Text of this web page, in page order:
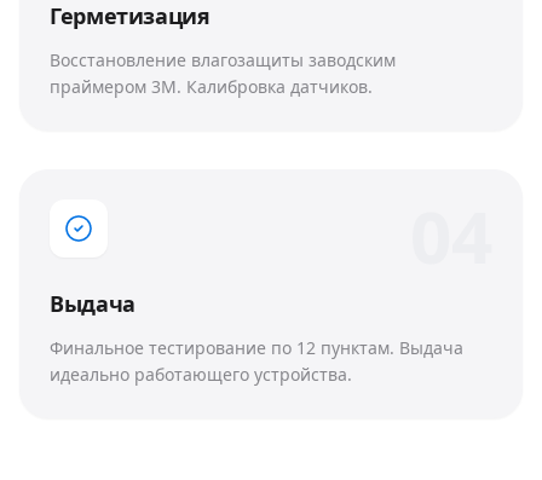
Герметизация
Восстановление влагозащиты заводским
праймером 3M. Калибровка датчиков.
Выдача
Финальное тестирование по 12 пунктам. Выдача
идеально работающего устройства.